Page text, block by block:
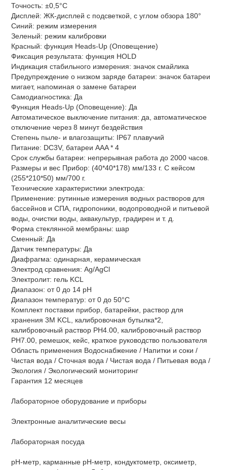
Точность: ±0,5°C
Дисплей: ЖК-дисплей с подсветкой, с углом обзора 180°
Синий: режим измерения
Зеленый: режим калибровки
Красный: функция Heads-Up (Оповещение)
Фиксация результата: функция HOLD
Индикация стабильного измерения: значок смайлика
Предупреждение о низком заряде батареи: значок батареи
мигает, напоминая о замене батареи
Самодиагностика: Да
Функция Heads-Up (Оповещение): Да
Автоматическое выключение питания: да, автоматическое
отключение через 8 минут бездействия
Степень пыле- и влагозащиты: IP67 плавучий
Питание: DC3V, батареи AAA * 4
Срок службы батареи: непрерывная работа до 2000 часов.
Размеры и вес Прибор: (40*40*178) мм/133 г. С кейсом
(255*210*50) мм/700 г.
Технические характеристики электрода:
Применение: рутинные измерения водных растворов для
бассейнов и СПА, гидропоники, водопроводной и питьевой
воды, очистки воды, аквакультур, градирен и т. д.
Форма стеклянной мембраны: шар
Сменный: Да
Датчик температуры: Да
Диафрагма: одинарная, керамическая
Электрод сравнения: Ag/AgCl
Электролит: гель KCL
Диапазон: от 0 до 14 pH
Диапазон температур: от 0 до 50°C
Комплект поставки прибор, батарейки, раствор для
хранения 3M KCL, калибровочная бутылка*2,
калибровочный раствор PH4.00, калибровочный раствор
PH7.00, ремешок, кейс, краткое руководство пользователя
Область применения Водоснабжение / Напитки и соки /
Чистая вода / Сточная вода / Чистая вода / Питьевая вода /
Экология / Экологический мониторинг
Гарантия 12 месяцев
Лабораторное оборудование и приборы
Электронные аналитические весы
Лабораторная посуда
pH-метр, карманные рН-метр, кондуктометр, оксиметр,